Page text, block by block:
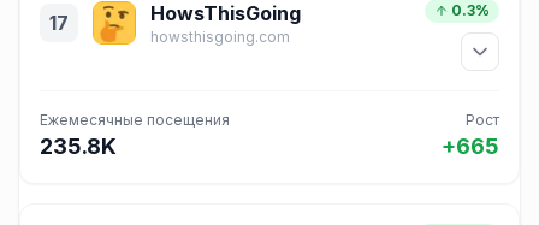
17 HowsThisGoing
howsthisgoing.com
0.3%
Ежемесячные посещения
235.8K
Рост
+665